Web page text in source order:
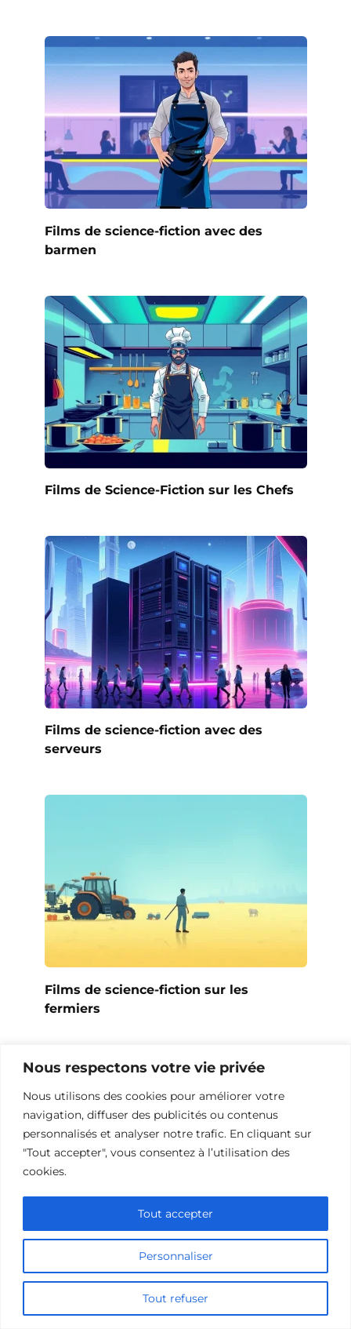
Nous respectons votre vie privée
Nous utilisons des cookies pour améliorer votre
navigation, diffuser des publicités ou contenus
personnalisés et analyser notre trafic. En cliquant sur
"Tout accepter", vous consentez à l’utilisation des
cookies.
Personnaliser
Tout refuser
Tout accepter
Films de science-fiction avec des
barmen
Films de Science-Fiction sur les Chefs
Films de science-fiction avec des
serveurs
Films de science-fiction sur les
fermiers
Films de science-fiction sur les mineurs